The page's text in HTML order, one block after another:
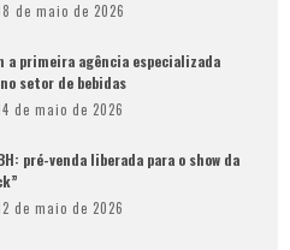
de maio de 2026
a primeira agência especializada
setor de bebidas
de maio de 2026
pré-venda liberada para o show da
de maio de 2026